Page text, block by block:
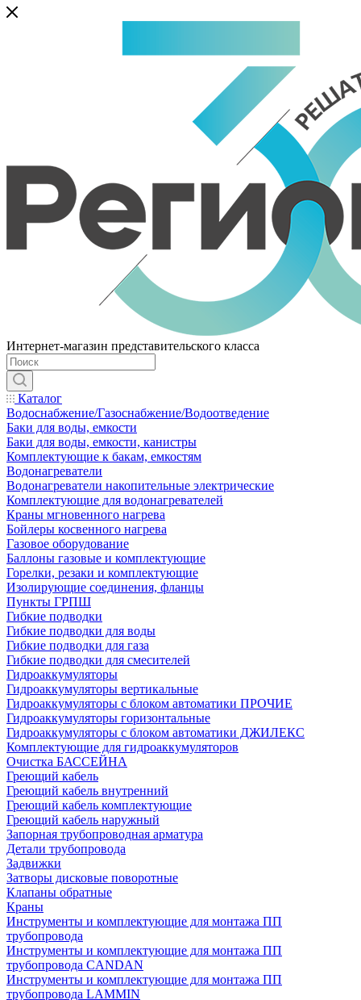
Интернет-магазин представительского класса
Каталог
Водоснабжение/Газоснабжение/Водоотведение
Баки для воды, емкости
Баки для воды, емкости, канистры
Комплектующие к бакам, емкостям
Водонагреватели
Водонагреватели накопительные электрические
Комплектующие для водонагревателей
Краны мгновенного нагрева
Бойлеры косвенного нагрева
Газовое оборудование
Баллоны газовые и комплектующие
Горелки, резаки и комплектующие
Изолирующие соединения, фланцы
Пункты ГРПШ
Гибкие подводки
Гибкие подводки для воды
Гибкие подводки для газа
Гибкие подводки для смесителей
Гидроаккумуляторы
Гидроаккумуляторы вертикальные
Гидроаккумуляторы с блоком автоматики ПРОЧИЕ
Гидроаккумуляторы горизонтальные
Гидроаккумуляторы с блоком автоматики ДЖИЛЕКС
Комплектующие для гидроаккумуляторов
Очистка БАССЕЙНА
Греющий кабель
Греющий кабель внутренний
Греющий кабель комплектующие
Греющий кабель наружный
Запорная трубопроводная арматура
Детали трубопровода
Задвижки
Затворы дисковые поворотные
Клапаны обратные
Краны
Инструменты и комплектующие для монтажа ПП
трубопровода
Инструменты и комплектующие для монтажа ПП
трубопровода CANDAN
Инструменты и комплектующие для монтажа ПП
трубопровода LAMMIN